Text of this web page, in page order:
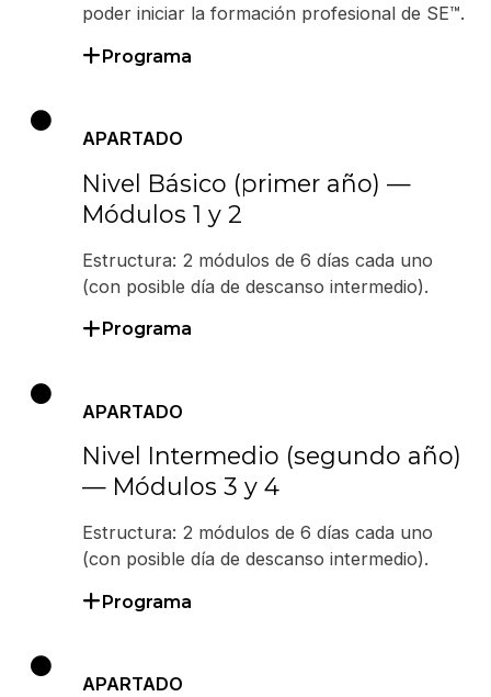
poder iniciar la formación profesional de SE™.
Programa
APARTADO
Nivel Básico (primer año) —
Módulos 1 y 2
Estructura: 2 módulos de 6 días cada uno
(con posible día de descanso intermedio).
Programa
APARTADO
Nivel Intermedio (segundo año)
— Módulos 3 y 4
Estructura: 2 módulos de 6 días cada uno
(con posible día de descanso intermedio).
Programa
APARTADO